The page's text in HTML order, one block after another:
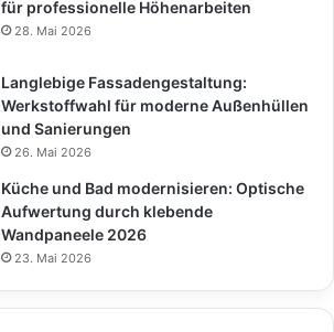
für professionelle Höhenarbeiten
28. Mai 2026
Langlebige Fassadengestaltung:
Werkstoffwahl für moderne Außenhüllen
und Sanierungen
26. Mai 2026
Küche und Bad modernisieren: Optische
Aufwertung durch klebende
Wandpaneele 2026
23. Mai 2026